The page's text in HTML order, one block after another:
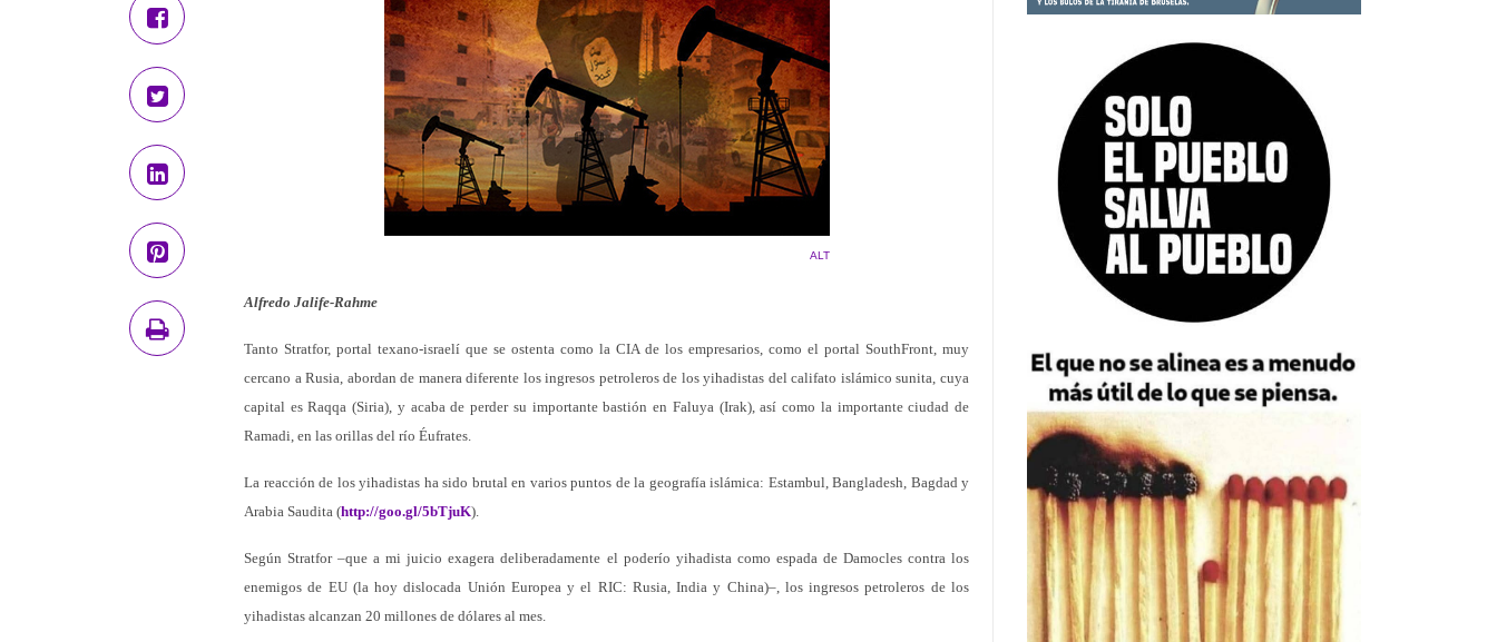
ALT
Alfredo Jalife-Rahme
Tanto Stratfor, portal texano-israelí que se ostenta como la CIA de los empresarios, como el portal SouthFront, muy
cercano a Rusia, abordan de manera diferente los ingresos petroleros de los yihadistas del califato islámico sunita, cuya
capital es Raqqa (Siria), y acaba de perder su importante bastión en Faluya (Irak), así como la importante ciudad de
Ramadi, en las orillas del río Éufrates.
La reacción de los yihadistas ha sido brutal en varios puntos de la geografía islámica: Estambul, Bangladesh, Bagdad y
Arabia Saudita (http://goo.gl/5bTjuK).
Según Stratfor –que a mi juicio exagera deliberadamente el poderío yihadista como espada de Damocles contra los
enemigos de EU (la hoy dislocada Unión Europea y el RIC: Rusia, India y China)–, los ingresos petroleros de los
yihadistas alcanzan 20 millones de dólares al mes.